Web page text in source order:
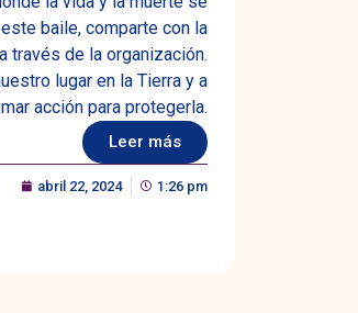
baile, comparte con la
través de la organización.
lugar en la Tierra y a
acción para protegerla.
Leer más
abril 22, 2024 1:26 pm